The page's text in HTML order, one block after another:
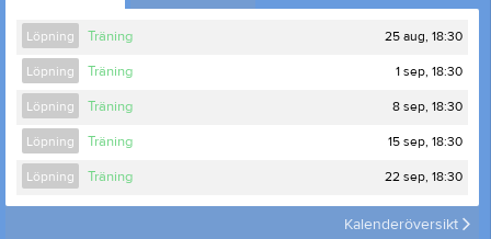
Löpning Träning 25 aug, 18:30
Löpning Träning 1 sep, 18:30
Löpning Träning 8 sep, 18:30
Löpning Träning 15 sep, 18:30
Löpning Träning 22 sep, 18:30
Kalenderöversikt